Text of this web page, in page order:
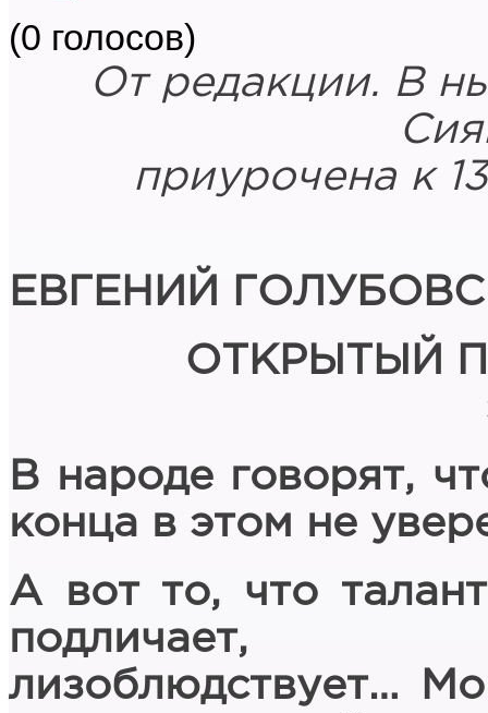
(0 голосов)
От редакции. В
приурочена к
Е ВГЕНИЙ
ОТКРЫТЫЙ
В народе говорят,
конца в этом не
А вот то, что
подличает,
лизоблюдствует…